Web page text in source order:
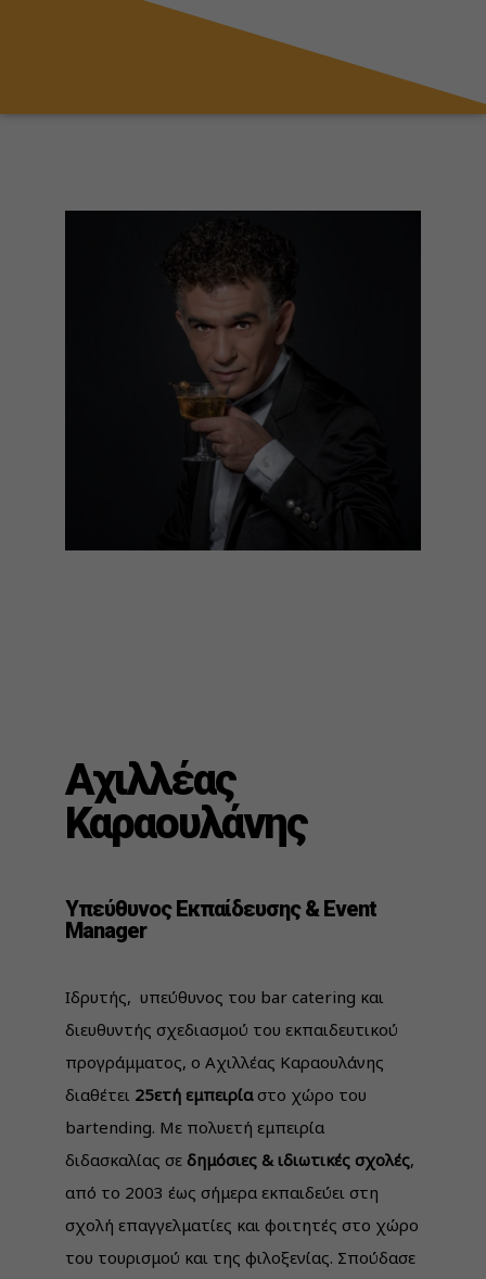
Αχιλλέας
Καραουλάνης
Υπεύθυνος Eκπαίδευσης & Event
Manager
Ιδρυτής, υπεύθυνος του bar catering και
διευθυντής σχεδιασμού του εκπαιδευτικού
προγράμματος, ο Αχιλλέας Καραουλάνης
διαθέτει 25ετή εμπειρίαστο χώρο του
bartending. Με πολυετή εμπειρία
διδασκαλίας σε δημόσιες & ιδιωτικές σχολές,
από το 2003 έως σήμερα εκπαιδεύει στη
σχολή επαγγελματίες και φοιτητές στο χώρο
του τουρισμού και της φιλοξενίας. Σπούδασε